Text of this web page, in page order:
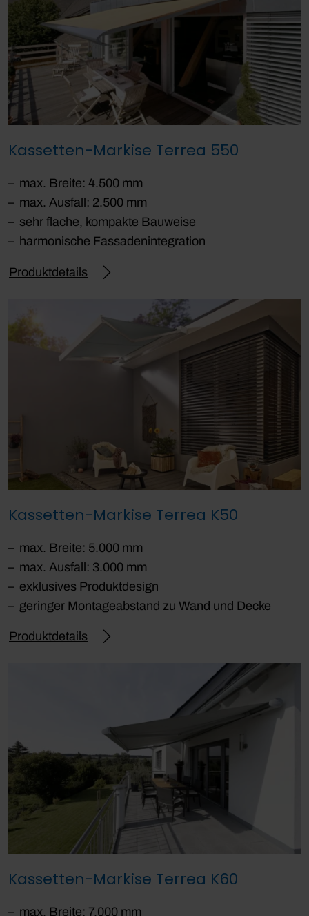
Kassetten-Markise Terrea 550
max. Breite: 4.500 mm
max. Ausfall: 2.500 mm
sehr flache, kompakte Bauweise
harmonische Fassadenintegration
Produktdetails
Kassetten-Markise Terrea K50
max. Breite: 5.000 mm
max. Ausfall: 3.000 mm
exklusives Produktdesign
geringer Montageabstand zu Wand und Decke
Produktdetails
Kassetten-Markise Terrea K60
max. Breite: 7.000 mm